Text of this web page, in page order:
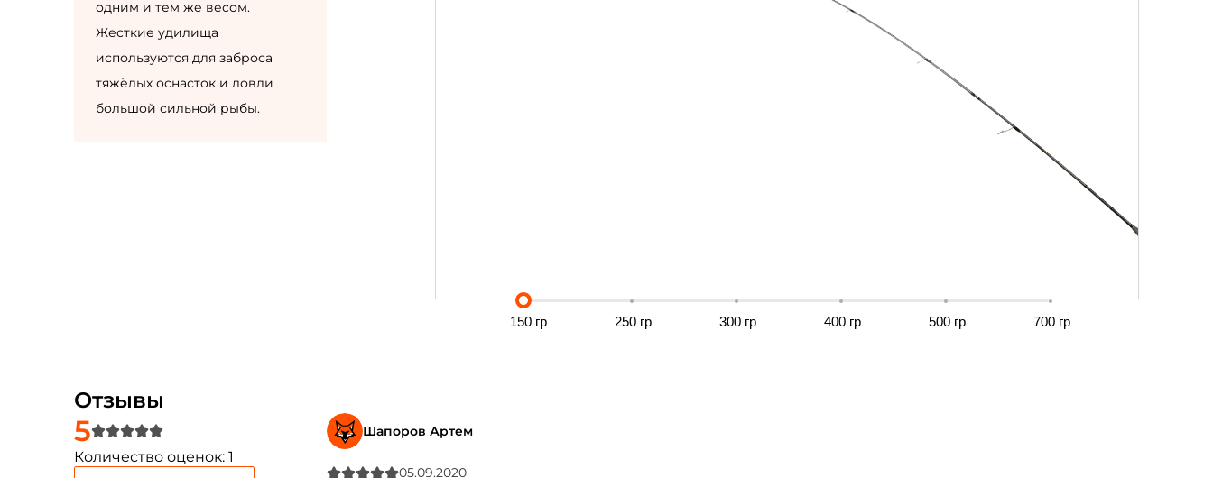
одним и тем же весом.
Жесткие удилища
используются для заброса
тяжёлых оснасток и ловли
большой сильной рыбы.
150 гр 250 гр 300 гр 400 гр 500 гр 700 гр
Отзывы
5
Количество оценок: 1
Шапоров Артем
05.09.2020